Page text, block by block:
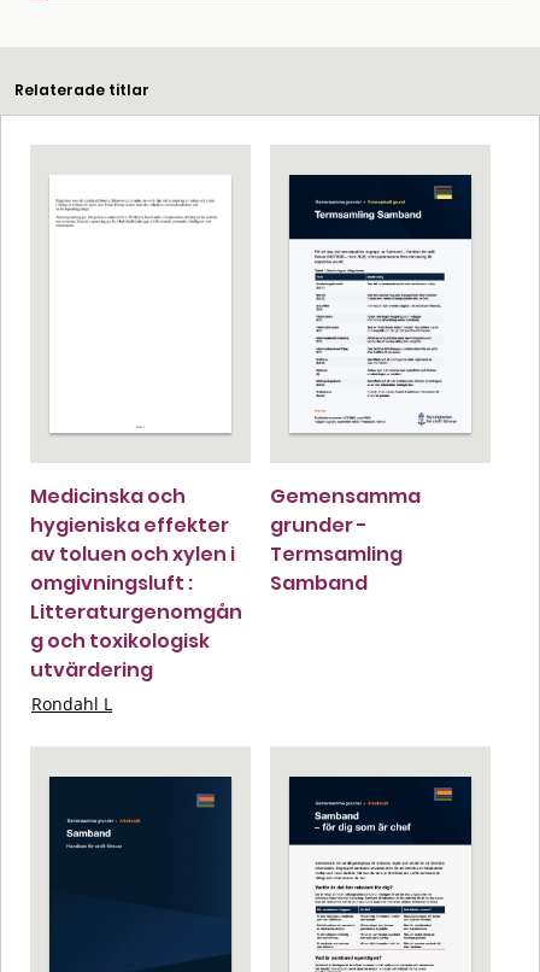
Relaterade titlar
Medicinska och
hygieniska effekter
av toluen och xylen i
omgivningsluft :
Litteraturgenomgån
g och toxikologisk
utvärdering
Rondahl L
Gemensamma
grunder -
Termsamling
Samband